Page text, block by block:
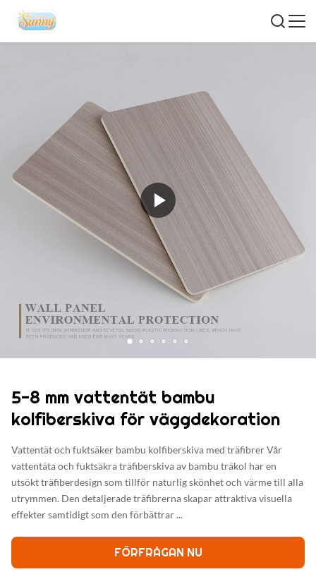
5-8 mm vattentät bambu
kolfiberskiva för väggdekoration
Vattentät och fuktsäker bambu kolfiberskiva med träfibrer Vår
vattentäta och fuktsäkra träfiberskiva av bambu träkol har en
utsökt träfiberdesign som tillför naturlig skönhet och värme till alla
utrymmen. Den detaljerade träfibrerna skapar attraktiva visuella
effekter samtidigt som den förbättrar ...
FÖRFRÅGAN NU